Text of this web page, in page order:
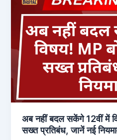
अब नहीं बदल सकेंगे 12वीं में
सख्त प्रतिबंध, जानें नई